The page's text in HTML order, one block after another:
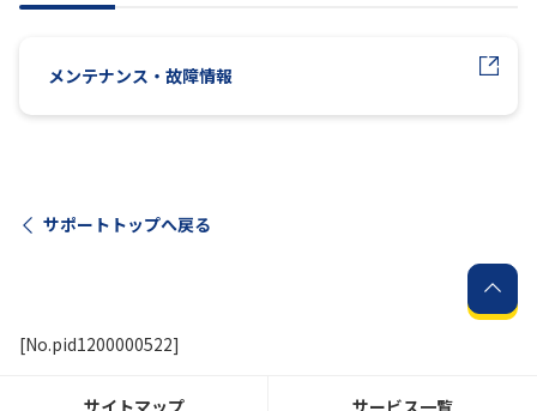
メンテナンス・故障情報
サポートトップへ戻る
[No.pid1200000522]